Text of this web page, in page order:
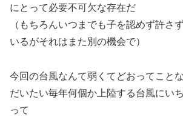
にとって必要不可欠な存在だ
（もちろんいつまでも子を認めず許さ
いるがそれはまた別の機会で）
今回の台風なんて弱くてどおってこと
だいたい毎年何個か上陸する台風にい
って